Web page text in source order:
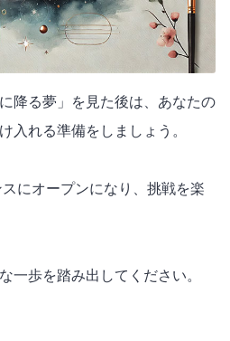
降る夢」を見た後は、あなたの
入れる準備をしましょう。
にオープンになり、挑戦を楽
一歩を踏み出してください。